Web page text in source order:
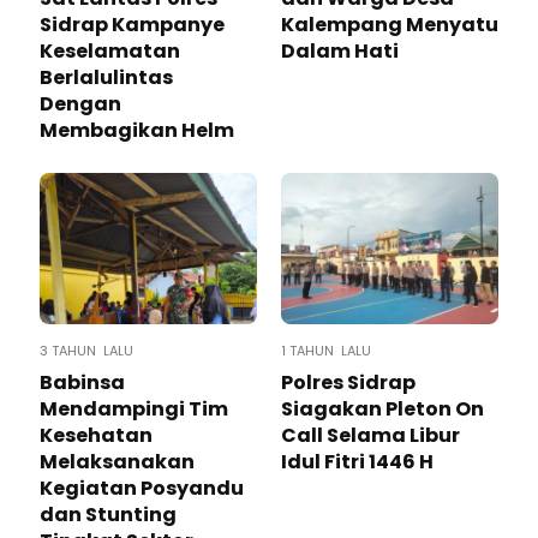
Sidrap Kampanye
Keselamatan
Berlalulintas
Dengan
Membagikan Helm
Kalempang Menyatu
Dalam Hati
3 TAHUN LALU
Babinsa
Mendampingi Tim
Kesehatan
Melaksanakan
Kegiatan Posyandu
dan Stunting
1 TAHUN LALU
Polres Sidrap
Siagakan Pleton On
Call Selama Libur
Idul Fitri 1446 H